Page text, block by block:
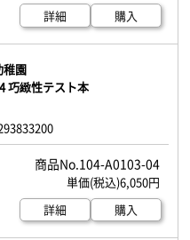
詳細 購入
稚園
巧緻性テスト本
104-A0103-04
6,050円
詳細
購入